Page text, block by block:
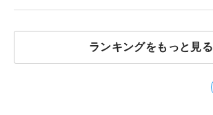
ランキングをもっと見る